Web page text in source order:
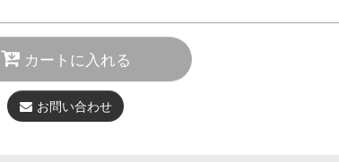
カートに入れる
お問い合わせ